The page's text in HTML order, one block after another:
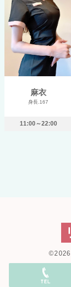
麻衣
身長.167
11:00～22:00
©2026